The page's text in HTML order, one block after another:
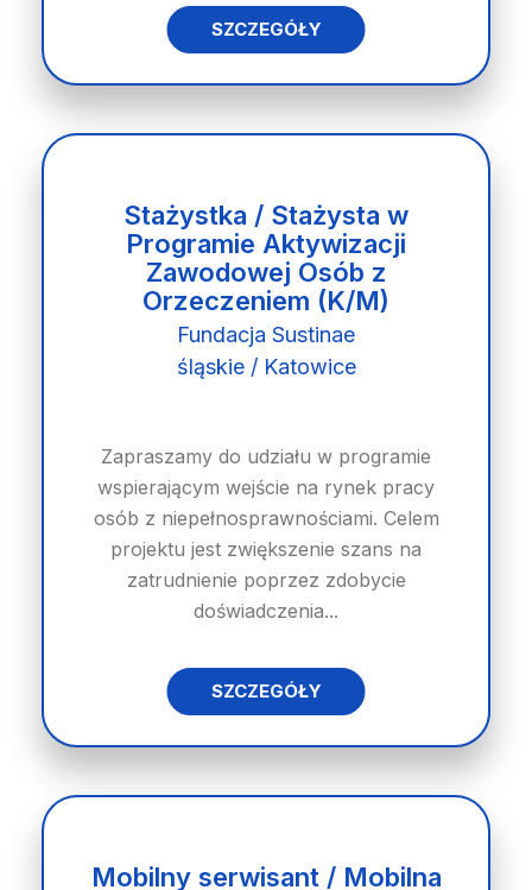
SZCZEGÓŁY
Stażystka / Stażysta w
Programie Aktywizacji
Zawodowej Osób z
Orzeczeniem (K/M)
Fundacja Sustinae
śląskie / Katowice
Zapraszamy do udziału w programie
wspierającym wejście na rynek pracy
osób z niepełnosprawnościami. Celem
projektu jest zwiększenie szans na
zatrudnienie poprzez zdobycie
doświadczenia...
SZCZEGÓŁY
Mobilny serwisant / Mobilna